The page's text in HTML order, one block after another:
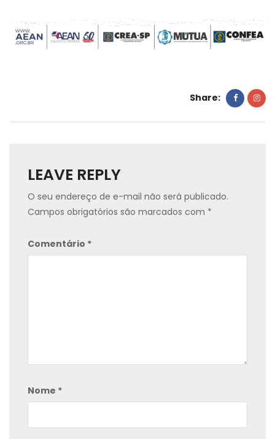
Share:
LEAVE REPLY
O seu endereço de e-mail não será publicado.
Campos obrigatórios são marcados com *
Comentário *
Nome *